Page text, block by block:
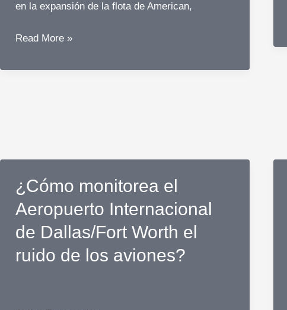
en la expansión de la flota de American,
American
registra
con
el
número
de
Read More »
¿Cómo monitorea el
Aeropuerto Internacional
de Dallas/Fort Worth el
ruido de los aviones?